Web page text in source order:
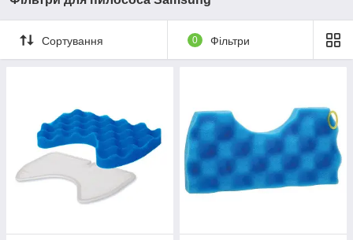
Сортування 0 Фільтри